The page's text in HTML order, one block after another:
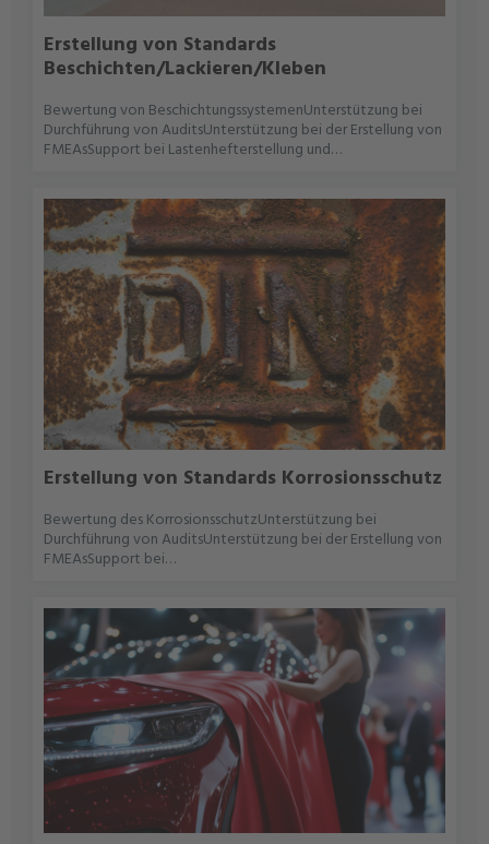
Erstellung von Standards
Beschichten/Lackieren/Kleben
Bewertung von BeschichtungssystemenUnterstützung bei
Durchführung von AuditsUnterstützung bei der Erstellung von
FMEAsSupport bei Lastenhefterstellung und
Erstellung von Standards Korrosionsschutz
Bewertung des KorrosionsschutzUnterstützung bei
Durchführung von AuditsUnterstützung bei der Erstellung von
FMEAsSupport bei